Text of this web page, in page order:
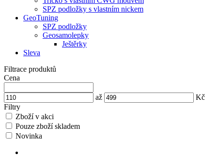
SPZ podložky s vlastním nickem
GeoTuning
SPZ podložky
Geosamolepky
Ještěrky
Sleva
Filtrace produktů
Cena
až
Kč
Filtry
Zboží v akci
Pouze zboží skladem
Novinka